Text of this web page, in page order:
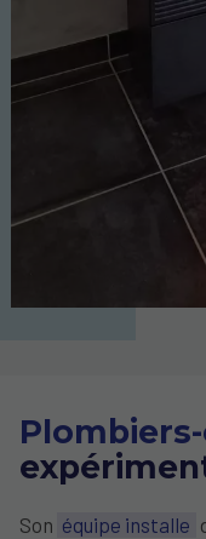
Son équipe installe